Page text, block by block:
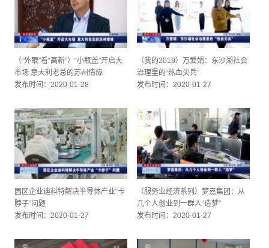
（“外眼”看“高新”）“小瓶盖”开启大
市场 意大利老总的苏州情缘
发布时间：2020-01-28
（我的2019）万爱娟：东沙湖社会
治理里的“热血尖兵”
发布时间：2020-01-27
园区企业迪科特解决半导体产业“卡
脖子”问题
发布时间：2020-01-27
（服务业经济系列）梦嘉集团：从
几个人创业到一群人“造梦”
发布时间：2020-01-27